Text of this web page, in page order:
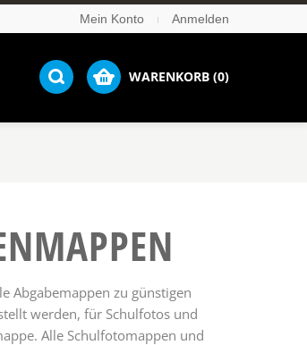
Mein Konto Anmelden
WARENKORB (0)
Abgabemappen zu günstigen
werden, für Schulfotos und
Alle Schulfotomappen und